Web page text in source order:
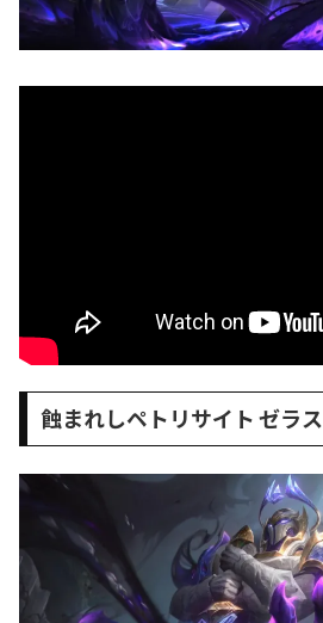
蝕まれしペトリサイト ゼラス